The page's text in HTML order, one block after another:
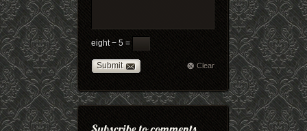
eight − 5 =
Submit Clear